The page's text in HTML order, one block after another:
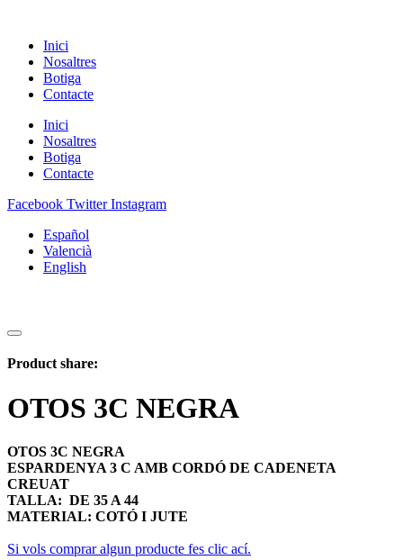
Inici
Nosaltres
Botiga
Contacte
Inici
Nosaltres
Botiga
Contacte
Facebook Twitter Instagram
Español
Valencià
English
Product share:
OTOS 3C NEGRA
OTOS 3C NEGRA
ESPARDENYA 3 C AMB CORDÓ DE CADENETA
CREUAT
TALLA: DE 35 A 44
MATERIAL: COTÓ I JUTE
Si vols comprar algun producte fes clic ací.